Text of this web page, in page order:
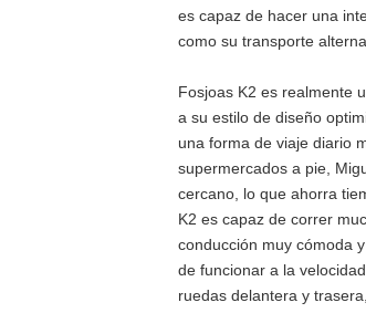
es capaz de hacer una
como su transporte
Fosjoas K2 es realmente
a su estilo de diseño
una forma de viaje diario
supermercados a pie,
cercano, lo que ahorra
K2 es capaz de correr
conducción muy cómoda
de funcionar a la
ruedas delantera y